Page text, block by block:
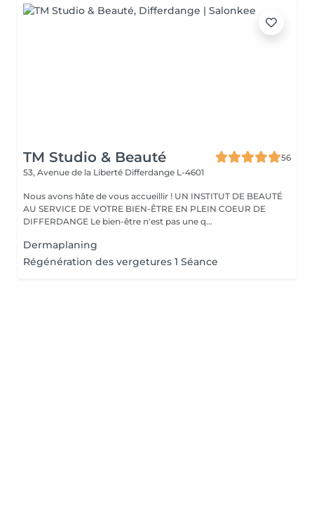
TM Studio & Beauté
56
53, Avenue de la Liberté Differdange L-4601
Nous avons hâte de vous accueillir ! UN INSTITUT DE BEAUTÉ
AU SERVICE DE VOTRE BIEN-ÊTRE EN PLEIN COEUR DE
DIFFERDANGE Le bien-être n'est pas une q...
Dermaplaning
Régénération des vergetures 1 Séance